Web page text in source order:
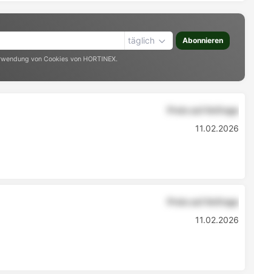
täglich Abonnieren
von Cookies von HORTINEX.
Preis auf Anfrage
11.02.2026
Preis auf Anfrage
11.02.2026